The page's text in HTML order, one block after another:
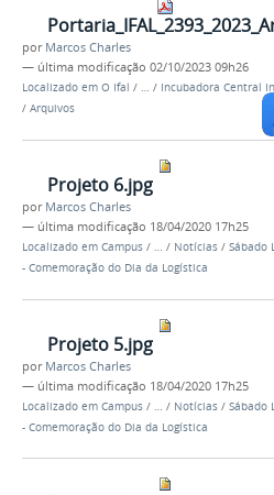
por Marcos Charles
— última modificação 02/10/2023 09h26
Localizado em O Ifal / … / Incubadora Central
/ Arquivos
Projeto 6.jpg
por Marcos Charles
— última modificação 18/04/2020 17h25
Localizado em Campus / … / Notícias / Sábado
- Comemoração do Dia da Logística
Projeto 5.jpg
por Marcos Charles
— última modificação 18/04/2020 17h25
Localizado em Campus / … / Notícias / Sábado
- Comemoração do Dia da Logística